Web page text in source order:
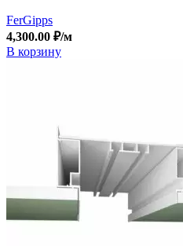
FerGipps
4,300.00 ₽/м
В корзину